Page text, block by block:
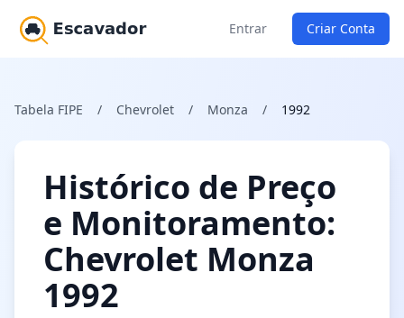
Entrar Criar Conta
Tabela FIPE / Chevrolet / Monza / 1992
Histórico de Preço
e Monitoramento:
Chevrolet Monza
1992